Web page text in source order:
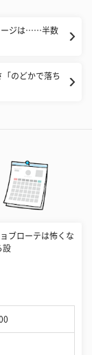
ージは……半数
のどかで落ち
ブローテは怖くな
設